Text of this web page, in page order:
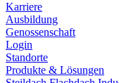
Karriere
Ausbildung
Genossenschaft
Login
Standorte
Produkte & Lösungen